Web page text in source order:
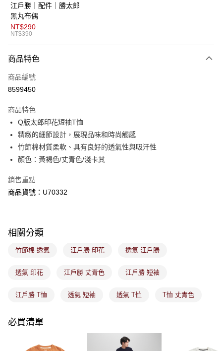
便利好安心！
１．簡單：不需註冊會員、不需綁卡、不需儲值。
２．便利：只要手機號碼，簡訊認證，即可結帳。
３．安心：先確認商品／服務後，再付款。
１．於結帳方式選擇「AFTEE先享後付」後，將跳轉至「AFTEE先享後付」
２．訂單成立數日內，您將收到繳費通知簡訊。
３．收到繳費通知簡訊後14天內，點擊此簡訊中的連結，可透過四大超商／
購買商品的店家。未經商家同意取消之訂單仍視為有效，需透過AFTEE先享
後付繳納相關費用。
※ 交易是否成功請以「AFTEE先享後付 」之結帳頁面顯示為準，若有關於
是否繳費成功／繳費後需取消欲退款等相關疑問，請聯繫「AFTEE先享後付
客戶支援中心」https://netprotections.freshdesk.com/support/home
１．透過由恩沛科技股份有限公司提供之「AFTEE先享後付」服務完成之交
易，需依本服務之必要範圍內提供個人資料，並將交易相關給付款項請求債
權轉讓予恩沛科技股份有限公司。
「AFTEE先享後付」，若未經同意申辦者引起之損失，本公司不負相關責
任。
４．使用「AFTEE先享後付」時，將依據個別帳號之用戶狀況，依本公司即
時審查核予不同之上限額度；若仍有額度不足之情形，本公司將視審查結果
５．嚴禁一人註冊多個帳號或使用他人資訊註冊。若發現惡意使用之情形，
運送方式
全家取貨付款
免運費
免運費
付款後萊爾富取貨
免運費
7-11取貨付款
免運費
付款後7-11取貨
免運費
免運費
江戶勝｜配件｜勝太郎
黑丸布偶
NT$290
NT$390
商品特色
商品編號
8599450
商品特色
Q版太郎印花短袖T恤
精緻的細節設計，展現品味和時尚觸感
竹節棉材質柔軟、具有良好的透氣性與吸汗性
顏色：黃褐色/丈青色/淺卡其
銷售重點
商品貨號：U70332
相關分類
竹節棉 透氣 江戶勝 印花 透氣 江戶勝
透氣 印花 江戶勝 丈青色 江戶勝 短袖
江戶勝 T恤 透氣 短袖 透氣 T恤 T恤 丈青色
必買清單